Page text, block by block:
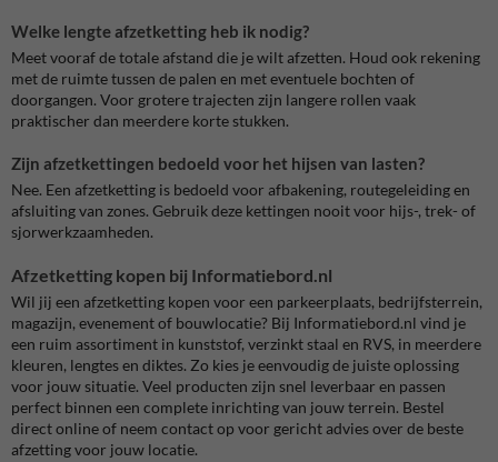
Welke lengte afzetketting heb ik nodig?
Meet vooraf de totale afstand die je wilt afzetten. Houd ook rekening
met de ruimte tussen de palen en met eventuele bochten of
doorgangen. Voor grotere trajecten zijn langere rollen vaak
praktischer dan meerdere korte stukken.
Zijn afzetkettingen bedoeld voor het hijsen van lasten?
Nee. Een afzetketting is bedoeld voor afbakening, routegeleiding en
afsluiting van zones. Gebruik deze kettingen nooit voor hijs-, trek- of
sjorwerkzaamheden.
Afzetketting kopen bij Informatiebord.nl
Wil jij een afzetketting kopen voor een parkeerplaats, bedrijfsterrein,
magazijn, evenement of bouwlocatie? Bij Informatiebord.nl vind je
een ruim assortiment in kunststof, verzinkt staal en RVS, in meerdere
kleuren, lengtes en diktes. Zo kies je eenvoudig de juiste oplossing
voor jouw situatie. Veel producten zijn snel leverbaar en passen
perfect binnen een complete inrichting van jouw terrein. Bestel
direct online of neem contact op voor gericht advies over de beste
afzetting voor jouw locatie.